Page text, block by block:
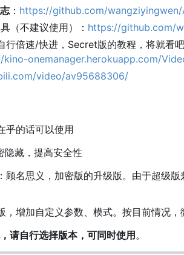
： https://github.com/
（不建议使用）： https://github.com/
倍速/快进，Secret版的教程，将就看吧
onemanager.herokuapp.com/
video/av95688306/
乎的话可以使用
隐藏，提高安全性
：顾名思义，加密版的升级版。由于超级
，增加自定义参数、模式。按目前情况
请自行选择版本，可同时使用。